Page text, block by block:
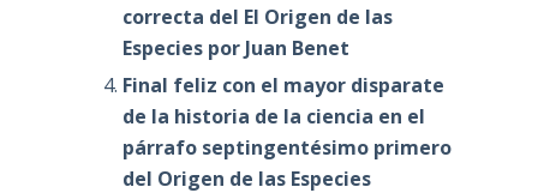
correcta del El Origen de las
Especies por Juan Benet
Final feliz con el mayor disparate
de la historia de la ciencia en el
párrafo septingentésimo primero
del Origen de las Especies